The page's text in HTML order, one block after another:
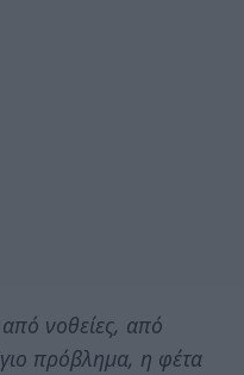
νοθείες, από
πρόβλημα, η φέτα